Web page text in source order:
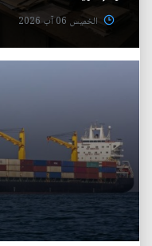
الخميس 06 آب 2026